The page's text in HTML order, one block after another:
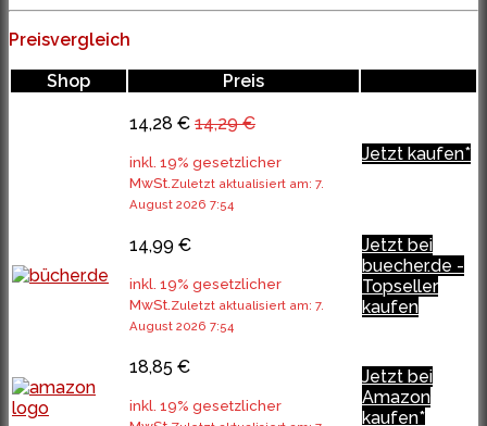
Preisvergleich
Shop
Preis
14,28 € 14,29 €
inkl. 19% gesetzlicher
MwSt.Zuletzt aktualisiert am: 7.
August 2026 7:54
Jetzt kaufen*
14,99 €
inkl. 19% gesetzlicher
MwSt.Zuletzt aktualisiert am: 7.
August 2026 7:54
Jetzt bei
buecher.de -
Topseller
kaufen
18,85 €
inkl. 19% gesetzlicher
Jetzt bei
Amazon
kaufen*